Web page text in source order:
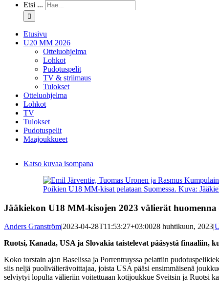
Etsi ...
Etusivu
U20 MM 2026
Otteluohjelma
Lohkot
Pudotuspelit
TV & striimaus
Tulokset
Otteluohjelma
Lohkot
TV
Tulokset
Pudotuspelit
Maajoukkueet
Katso kuvaa isompana
Poikien U18 MM-kisat pelataan Suomessa. Kuva:
Jääkiekon U18 MM-kisojen 2023 välierät
Anders Granström|2023-04-28T11:53:27+03:0028 huhtikuun, 2023|
Ruotsi, Kanada, USA ja Slovakia taistelevat pääsystä finaaliin,
Koko torstain ajan Baselissa ja Porrentruyssa pelattiin
siis neljä puolivälierävoittajaa, joista USA pääsi ensimmäisenä
selviytyi lopulta välieriin voitettuaan kotijoukkue Sveitsin ja Ruotsi